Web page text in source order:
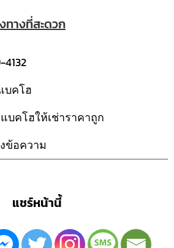
ทางที่สะดวก
บคโฮ
แบคโฮให้เช่าราคาถูก
ข้อความ
แชร์หน้านี้